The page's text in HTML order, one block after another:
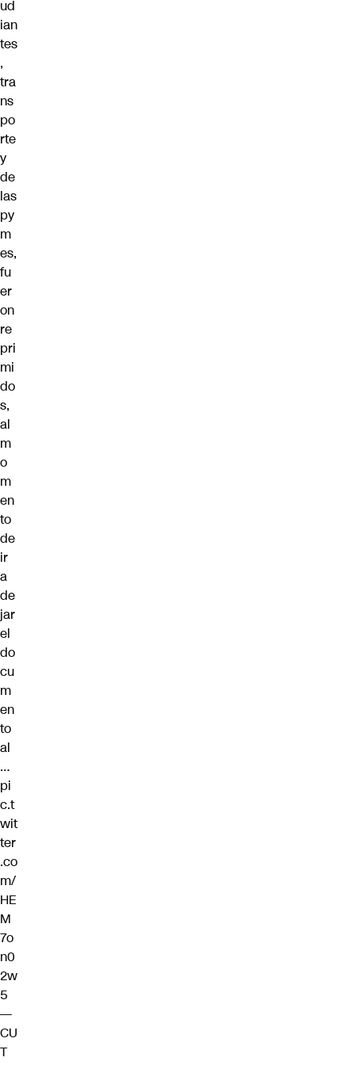
ud
ian
tes
,
tra
ns
po
rte
y
de
las
py
m
es,
fu
er
on
re
pri
mi
do
s,
al
m
o
m
en
to
de
ir
a
de
jar
el
do
cu
m
en
to
al
…
pi
c.t
wit
ter
.co
m/
HE
M
7o
n0
2w
5
—
CU
T